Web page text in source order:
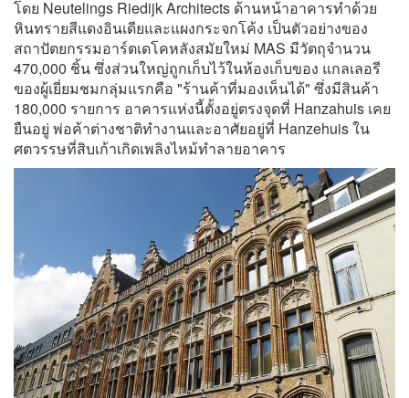
โดย Neutelings Riedijk Architects ด้านหน้าอาคารทำด้วย
หินทรายสีแดงอินเดียและแผงกระจกโค้ง เป็นตัวอย่างของ
สถาปัตยกรรมอาร์ตเดโคหลังสมัยใหม่ MAS มีวัตถุจำนวน
470,000 ชิ้น ซึ่งส่วนใหญ่ถูกเก็บไว้ในห้องเก็บของ แกลเลอรี
ของผู้เยี่ยมชมกลุ่มแรกคือ "ร้านค้าที่มองเห็นได้" ซึ่งมีสินค้า
180,000 รายการ อาคารแห่งนี้ตั้งอยู่ตรงจุดที่ Hanzahuis เคย
ยืนอยู่ พ่อค้าต่างชาติทำงานและอาศัยอยู่ที่ Hanzehuis ใน
ศตวรรษที่สิบเก้าเกิดเพลิงไหม้ทำลายอาคาร